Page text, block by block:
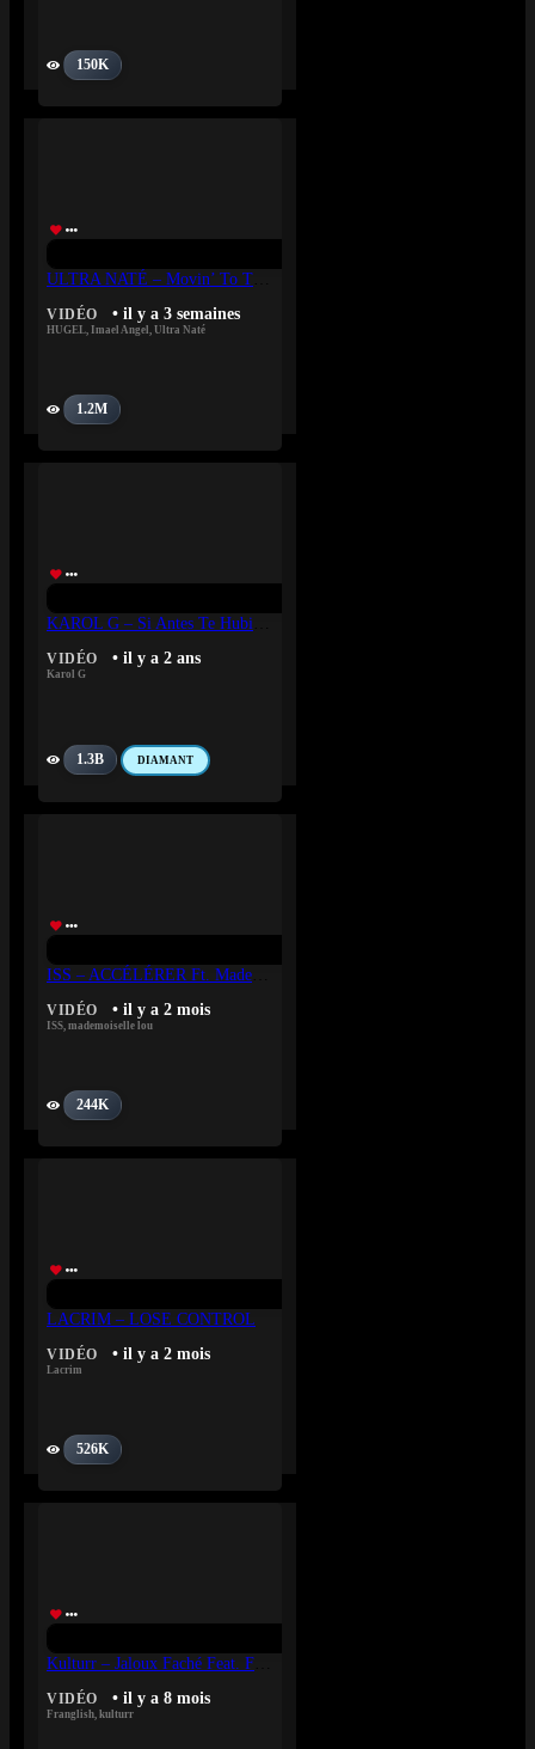
150K
VIDÉO • il y a 3 semaines
HUGEL, Imael Angel , Ultra Naté
1.2M
VIDÉO • il y a 2 ans
Karol G
1.3B DIAMANT
VIDÉO • il y a 2 mois
ISS, mademoiselle lou
244K
LACRIM – LOSE CONTROL
VIDÉO • il y a 2 mois
Lacrim
526K
VIDÉO • il y a 8 mois
Franglish, kulturr